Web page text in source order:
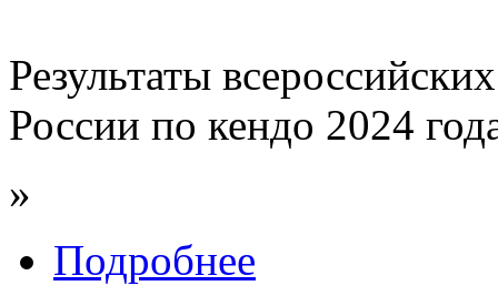
Результаты
России по кендо 2024
»
Подробнее